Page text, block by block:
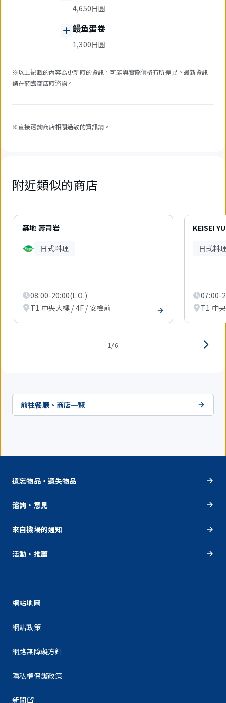
4,650日圓
鳗鱼蛋卷
1,300日圓
※以上記載的內容為更新時的資訊，可能與實際價格有所差異。最新資訊
請在蒞臨商店時谘詢。
※直接谘詢商店相關過敏的資訊請。
附近類似的商店
築地 壽司岩
日式料理
08:00-20:00(L.O.)
T1 中央大樓 / 4F / 安檢前
KEISEI
日式料
07:00-
T1 中
1/6
前往餐廳、商店一覽
遺忘物品・遺失物品
谘詢・意見
來自機場的通知
活動・推薦
網站地圖
網站政策
網路無障礙方針
隱私權保護政策
新聞